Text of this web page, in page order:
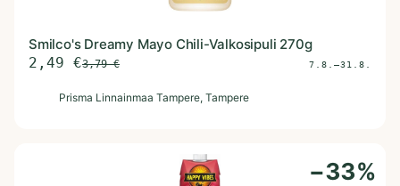
Smilco's Dreamy Mayo Chili-Valkosipuli 270g
2,49 €3,79€ 7.8.–31.8.
Prisma Linnainmaa Tampere, Tampere
−33%